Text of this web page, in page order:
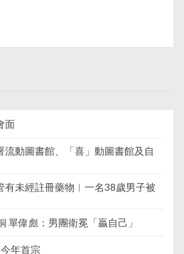
面
動圖書館、「喜」動圖書館及自
有未經註冊藥物︱一名38歲男子被
單偉彪：男團衛冕「贏自己」
今年首宗